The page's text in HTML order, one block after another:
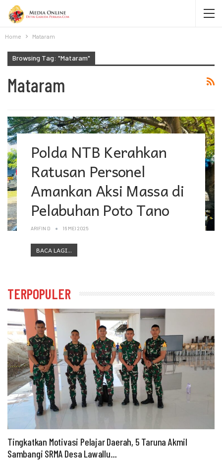
Home Mataram
Browsing Tag: "Mataram"
Mataram
Polda NTB Kerahkan
Ratusan Personel
Amankan Aksi Massa di
Pelabuhan Poto Tano
ARIFIN D 16 MEI 2025
BACA LAGI...
TERPOPULER
Tingkatkan Motivasi Pelajar Daerah, 5 Taruna Akmil
Sambangi SRMA Desa Lawallu…